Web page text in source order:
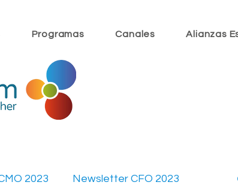
Programas Canales Alianzas
2023 Newsletter CFO 2023